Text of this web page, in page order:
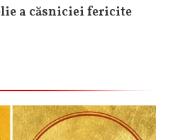
a căsniciei fericite